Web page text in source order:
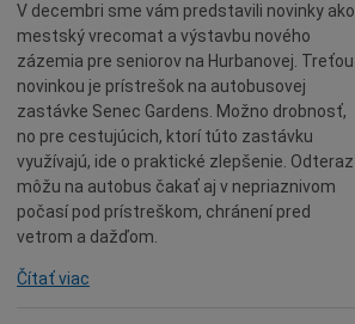
V decembri sme vám predstavili novinky ako
mestský vrecomat a výstavbu nového
zázemia pre seniorov na Hurbanovej. Treťou
novinkou je prístrešok na autobusovej
zastávke Senec Gardens. Možno drobnosť,
no pre cestujúcich, ktorí túto zastávku
využívajú, ide o praktické zlepšenie. Odteraz
môžu na autobus čakať aj v nepriaznivom
počasí pod prístreškom, chránení pred
vetrom a dažďom.
Čítať viac